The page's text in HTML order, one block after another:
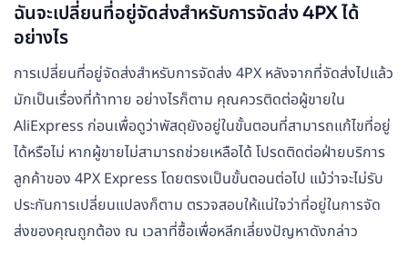
ฉันจะเปลี่ยนที่อยู่จัดส่งสำหรับการจัดส่ง 4PX ได้
อย่างไร
การเปลี่ยนที่อยู่จัดส่งสำหรับการจัดส่ง 4PX หลังจากที่จัดส่งไปแล้ว
มักเป็นเรื่องที่ท้าทาย อย่างไรก็ตาม คุณควรติดต่อผู้ขายใน
AliExpress ก่อนเพื่อดูว่าพัสดุยังอยู่ในขั้นตอนที่สามารถแก้ไขที่อยู่
ได้หรือไม่ หากผู้ขายไม่สามารถช่วยเหลือได้ โปรดติดต่อฝ่ายบริการ
ลูกค้าของ 4PX Express โดยตรงเป็นขั้นตอนต่อไป แม้ว่าจะไม่รับ
ประกันการเปลี่ยนแปลงก็ตาม ตรวจสอบให้แน่ใจว่าที่อยู่ในการจัด
ส่งของคุณถูกต้อง ณ เวลาที่ซื้อเพื่อหลีกเลี่ยงปัญหาดังกล่าว